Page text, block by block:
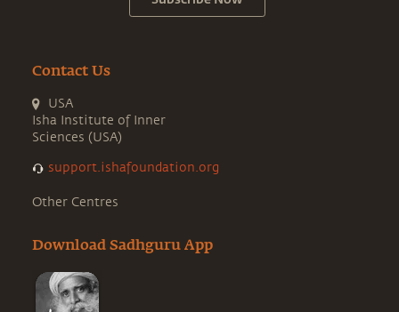
Contact Us
USA
Isha Institute of Inner
Sciences (USA)
support.ishafoundation.org
Other Centres
Download Sadhguru App